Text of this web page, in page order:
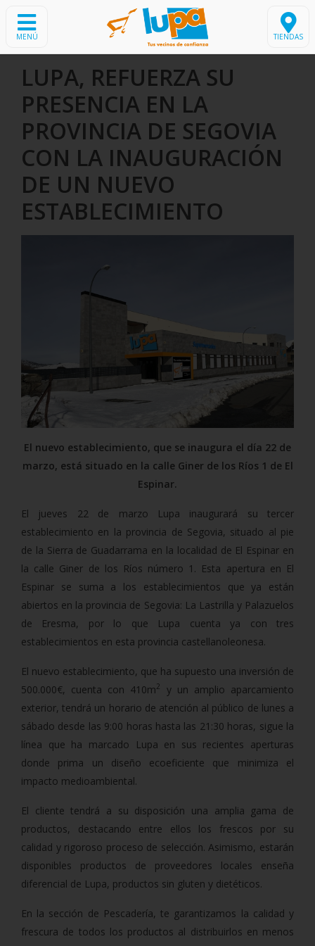
MENÚ TIENDAS
LUPA, REFUERZA SU
PRESENCIA EN LA
PROVINCIA DE SEGOVIA
CON LA INAUGURACIÓN
DE UN NUEVO
ESTABLECIMIENTO
El nuevo establecimiento, que se inaugura el día 22 de
marzo, está situado en la calle Giner de los Ríos 1 de El
Espinar.
El jueves 22 de marzo Lupa inaugurará su tercer
establecimiento en la provincia de Segovia, situado al pie
de la Sierra de Guadarrama en la localidad de El Espinar en
la calle Giner de los Ríos número 1. Esta apertura en El
Espinar se suma a los establecimientos que ya están
abiertos en la provincia de Segovia: La Lastrilla y Palazuelos
de Eresma, por lo que Lupa cuenta ya con tres
establecimientos en esta provincia castellanoleonesa.
El nuevo establecimiento, que ha supuesto una inversión de
500.000€, cuenta con 410m2
y un amplio aparcamiento
exterior, tendrá un horario de atención al público de lunes a
sábado desde las 9:00 horas hasta las 21:30 horas, sigue la
línea que ha marcado Lupa en sus recientes aperturas
donde prima un diseño ecoeficiente que minimiza el
impacto medioambiental.
El cliente tendrá a su disposición una amplia gama de
productos, destacando entre ellos los frescos por su
calidad y rigoroso proceso de selección. Asimismo, estarán
disponibles productos de proveedores locales enseña
diferencial de Lupa, productos sin gluten y dietéticos.
En la sección de Pescadería, te garantizamos la calidad y
frescura de todos los productos al distribuirlos en menos